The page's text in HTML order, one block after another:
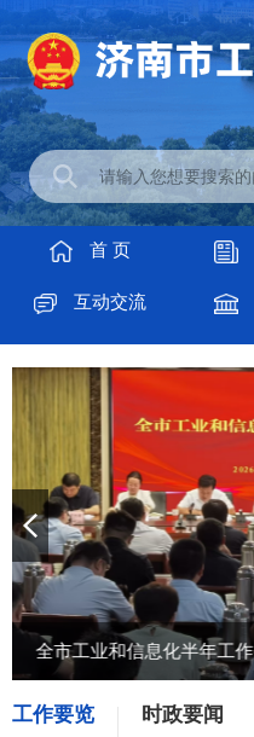
首 页
互动交流
工作要览 时政要闻